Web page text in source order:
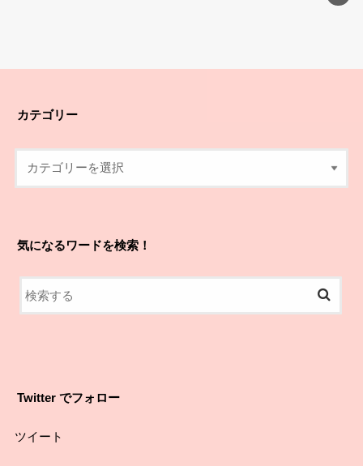
カテゴリー
気になるワードを検索！
Twitter でフォロー
ツイート